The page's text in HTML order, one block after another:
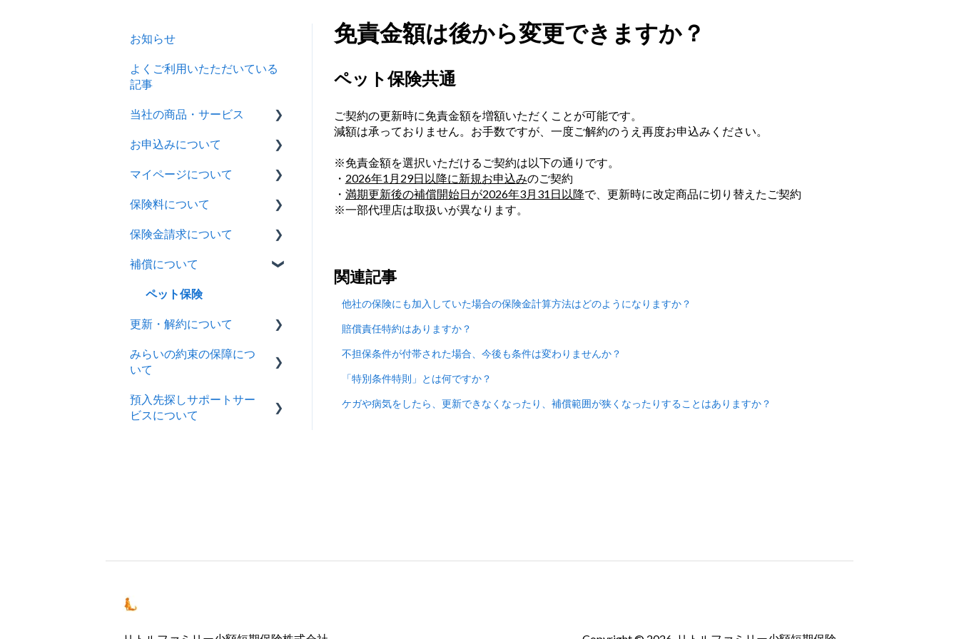
免責金額は後から変更できますか？
ペット保険共通
ご契約の更新時に免責金額を増額いただくことが可能です。
減額は承っておりません。お手数ですが、一度ご解約のうえ再度お申込みください。
※免責金額を選択いただけるご契約は以下の通りです。
・ 2026年1月29日以降に新規お申込みのご契約
・ 満期更新後の補償開始日が2026年3月31日以降で、更新時に改定商品に切り替えたご契約
※一部代理店は取扱いが異なります。
関連記事
他社の保険にも加入していた場合の保険金計算方法はどのようになりますか？
賠償責任特約はありますか？
不担保条件が付帯された場合、今後も条件は変わりませんか？
「特別条件特則」とは何ですか？
ケガや病気をしたら、更新できなくなったり、補償範囲が狭くなったりすることはありますか？
お知らせ
よくご利用いたただいている
記事
当社の商品・サービス
商品概要ページ
パンフレット
重要事項説明書・約款
マイページ
お申込みについて
ペット保険
みらいの約束
全商品共通
マイページについて
ペット保険
みらいの約束
全商品共通
保険料について
ペット保険
みらいの約束
全商品共通
保険金請求について
ペット保険
みらいの約束
全商品共通
補償について
ペット保険
更新・解約について
ペット保険
全商品共通
みらいの約束の保障につ
いて
みらいの約束
預入先探しサポートサー
ビスについて